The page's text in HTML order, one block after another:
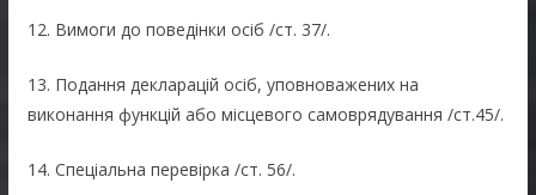
12. Вимоги до поведінки осіб /ст. 37/.
13. Подання декларацій осіб, уповноважених на
виконання функцій або місцевого самоврядування /ст.45/.
14. Спеціальна перевірка /ст. 56/.